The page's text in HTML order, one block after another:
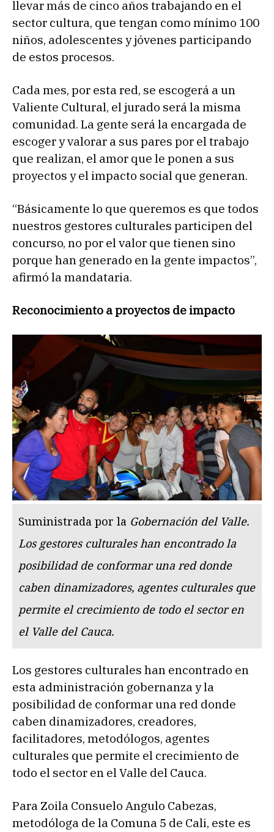
llevar más de cinco años trabajando en el
sector cultura, que tengan como mínimo 100
niños, adolescentes y jóvenes participando
de estos procesos.
Cada mes, por esta red, se escogerá a un
Valiente Cultural, el jurado será la misma
comunidad. La gente será la encargada de
escoger y valorar a sus pares por el trabajo
que realizan, el amor que le ponen a sus
proyectos y el impacto social que generan.
“Básicamente lo que queremos es que todos
nuestros gestores culturales participen del
concurso, no por el valor que tienen sino
porque han generado en la gente impactos”,
afirmó la mandataria.
Reconocimiento a proyectos de impacto
Suministrada por la Gobernación del Valle.
Los gestores culturales han encontrado la
posibilidad de conformar una red donde
caben dinamizadores, agentes culturales que
permite el crecimiento de todo el sector en
el Valle del Cauca.
Los gestores culturales han encontrado en
esta administración gobernanza y la
posibilidad de conformar una red donde
caben dinamizadores, creadores,
facilitadores, metodólogos, agentes
culturales que permite el crecimiento de
todo el sector en el Valle del Cauca.
Para Zoila Consuelo Angulo Cabezas,
metodóloga de la Comuna 5 de Cali, este es